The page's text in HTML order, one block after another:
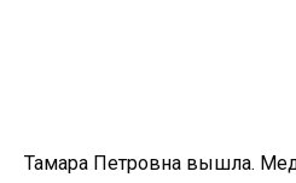
Тамара Петровна вышла.